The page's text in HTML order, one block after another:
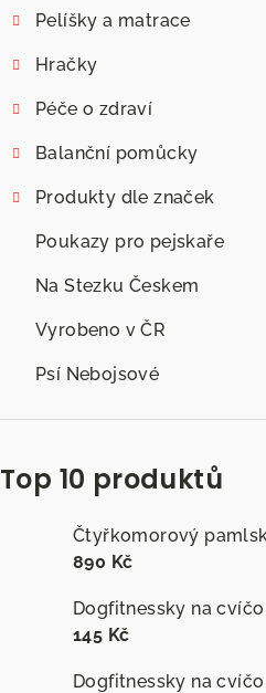
Pelíšky a matrace
Hračky
Péče o zdraví
Balanční pomůcky
Produkty dle značek
Poukazy pro pejskaře
Na Stezku Českem
Vyrobeno v ČR
Psí Nebojsové
Top 10 produktů
890 Kč
145 Kč